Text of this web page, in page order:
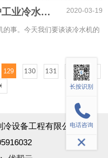
【工业冷水机】如何维护工业冷水机组 2020-03-19
事。今天我们要谈谈冷水机的
129 130 131 132
冷设备工程有限公司
长按识别
电话咨询